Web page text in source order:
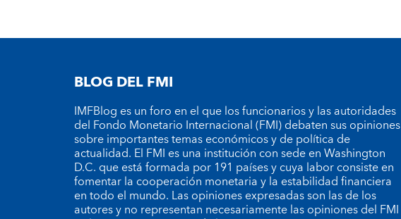
BLOG DEL FMI
IMFBlog es un foro en el que los funcionarios y las autoridades
del Fondo Monetario Internacional (FMI) debaten sus opiniones
sobre importantes temas económicos y de política de
actualidad. El FMI es una institución con sede en Washington
D.C. que está formada por 191 países y cuya labor consiste en
fomentar la cooperación monetaria y la estabilidad financiera
en todo el mundo. Las opiniones expresadas son las de los
autores y no representan necesariamente las opiniones del FMI